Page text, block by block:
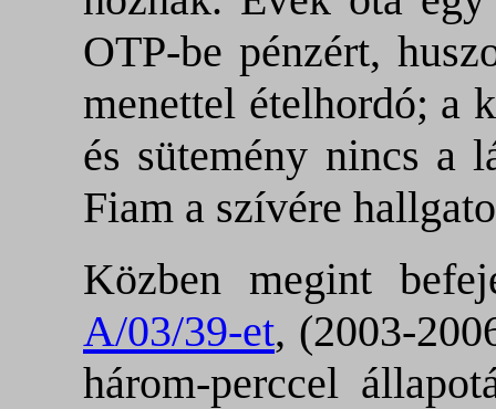
OTP-be pénzért,
menettel ételhordó; a
és sütemény nincs a
Fiam a szívére
Közben megint
A/03/39-et, (2003-
három-perccel